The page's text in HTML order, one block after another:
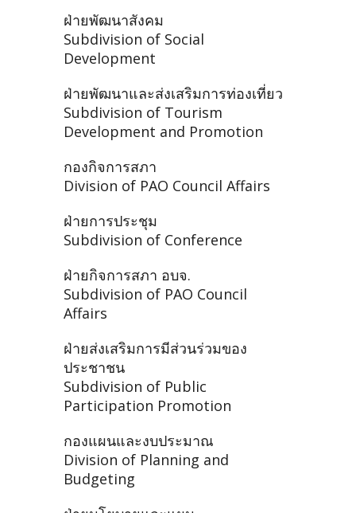
ฝ่ายพัฒนาสังคม
Subdivision of Social
Development
ฝ่ายพัฒนาและส่งเสริมการท่องเที่ยว
Subdivision of Tourism
Development and Promotion
กองกิจการสภา
Division of PAO Council Affairs
ฝ่ายการประชุม
Subdivision of Conference
ฝ่ายกิจการสภา อบจ.
Subdivision of PAO Council
Affairs
ฝ่ายส่งเสริมการมีส่วนร่วมของ
ประชาชน
Subdivision of Public
Participation Promotion
กองแผนและงบประมาณ
Division of Planning and
Budgeting